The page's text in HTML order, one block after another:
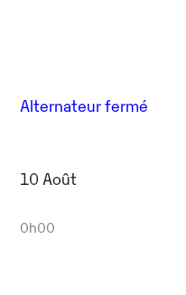
Alternateur fermé
10 Août
0h00